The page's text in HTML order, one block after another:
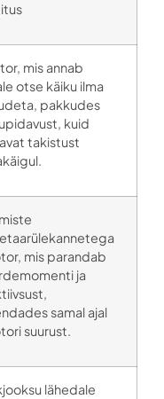
mis annab
otse käiku ilma
pakkudes
kuid
takistust
mis parandab
ja
samal ajal
suurust.
lähedale